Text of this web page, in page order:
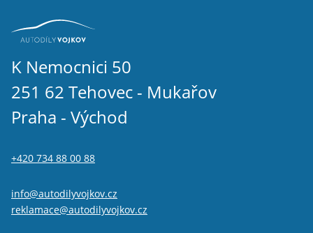
K Nemocnici 50
251 62 Tehovec - Mukařov
Praha - Východ
+420 734 88 00 88
info@autodilyvojkov.cz
reklamace@autodilyvojkov.cz